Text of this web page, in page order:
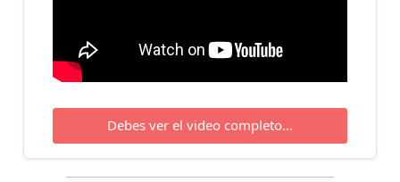
Debes ver el video completo…